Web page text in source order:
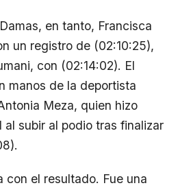
en tanto, Francisca
un registro de (02:10:25),
con (02:14:02). El
manos de la deportista
Meza, quien hizo
subir al podio tras finalizar
con el resultado. Fue una